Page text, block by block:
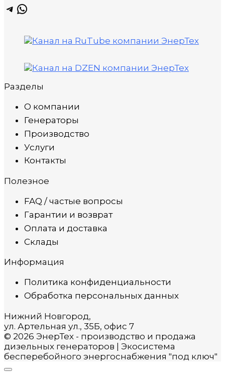
Telegram
WhatsApp
Разделы
О компании
Генераторы
Производство
Услуги
Контакты
Полезное
FAQ / частые вопросы
Гарантии и возврат
Оплата и доставка
Склады
Информация
Политика конфиденциальности
Обработка персональных данных
Нижний Новгород,
ул. Артельная ул., 35Б, офис 7
© 2026 ЭнерТех - производство и продажа
дизельных генераторов | Экосистема
бесперебойного энергоснабжения "под ключ"